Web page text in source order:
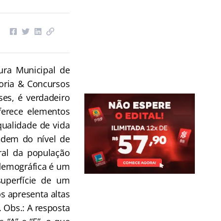
Municipal de
& Concursos
é verdadeiro
elementos
de vida
do nível de
da população
é um
de um
apresenta altas
A resposta